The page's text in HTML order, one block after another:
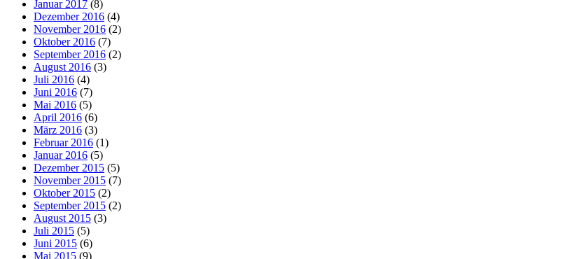
Januar 2017 (8)
Dezember 2016 (4)
November 2016 (2)
Oktober 2016 (7)
September 2016 (2)
August 2016 (3)
Juli 2016 (4)
Juni 2016 (7)
Mai 2016 (5)
April 2016 (6)
März 2016 (3)
Februar 2016 (1)
Januar 2016 (5)
Dezember 2015 (5)
November 2015 (7)
Oktober 2015 (2)
September 2015 (2)
August 2015 (3)
Juli 2015 (5)
Juni 2015 (6)
Mai 2015 (9)